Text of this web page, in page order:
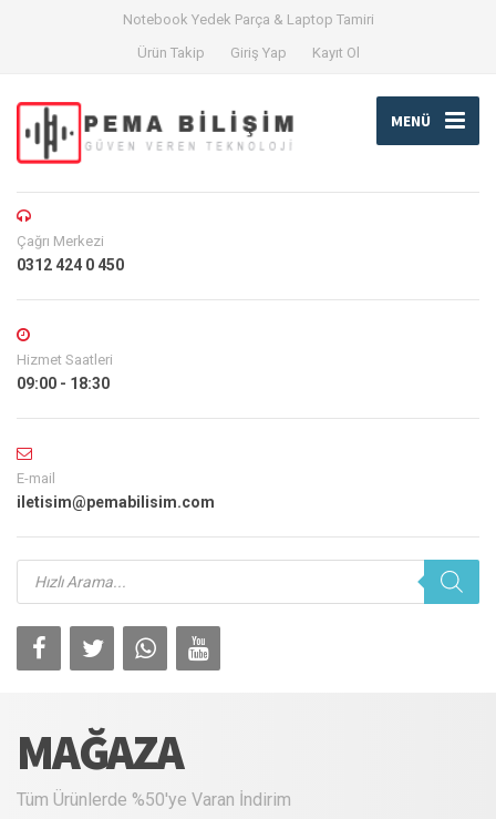
Notebook Yedek Parça & Laptop Tamiri
Ürün Takip
Giriş Yap Kayıt Ol
MENÜ
Çağrı Merkezi
0312 424 0 450
Hizmet Saatleri
09:00 - 18:30
E-mail
iletisim@pemabilisim.com
Products
search
MAĞAZA
Tüm Ürünlerde %50'ye Varan İndirim